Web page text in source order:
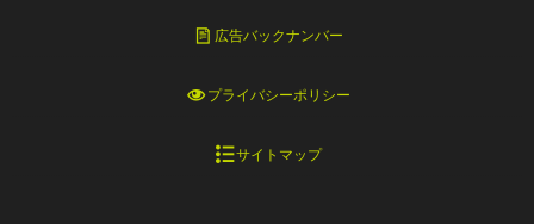
広告バックナンバー
プライバシーポリシー
サイトマップ